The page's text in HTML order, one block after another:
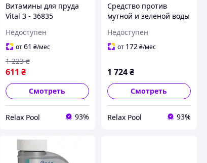
Витамины для пруда
Vital 3 - 36835
Недоступен
от61 ₴/мес
611 ₴
1 223 ₴
Смотреть
Relax Pool 93%
Средство против
мутной и зеленой воды
для 10м³ - 40235
Недоступен
от 172 ₴/мес
1 724₴
Смотреть
Relax Pool 93%